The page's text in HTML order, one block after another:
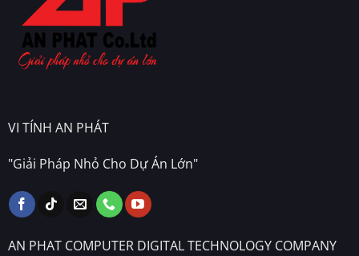
VI TÍNH AN PHÁT
"Giải Pháp Nhỏ Cho Dự Án Lớn"
AN PHAT COMPUTER DIGITAL TECHNOLOGY COMPANY